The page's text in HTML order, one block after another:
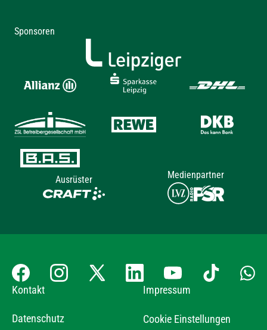
Sponsoren
Ausrüster Medienpartner
Kontakt Impressum
Datenschutz Cookie Einstellungen